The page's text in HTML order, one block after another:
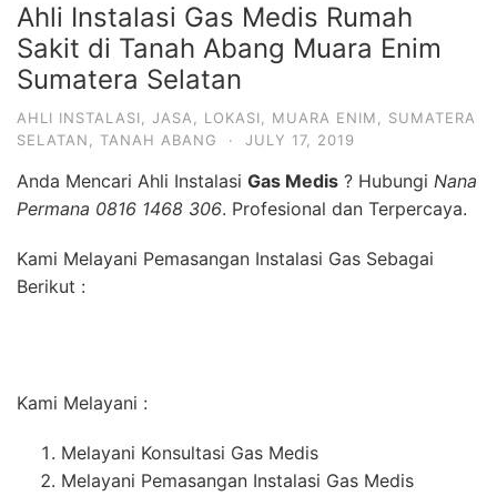
Ahli Instalasi Gas Medis Rumah
Sakit di Tanah Abang Muara Enim
Sumatera Selatan
AHLI INSTALASI JASA LOKASI MUARA ENIM
SUMATERA
SELATAN
TANAH ABANG · JULY 17, 2019
Anda Mencari Ahli Instalasi Gas Medis ? Hubungi Nana
Permana 0816 1468 306. Profesional dan Terpercaya.
Kami Melayani Pemasangan Instalasi Gas Sebagai
Berikut :
Kami Melayani :
Melayani Konsultasi Gas Medis
Melayani Pemasangan Instalasi Gas Medis